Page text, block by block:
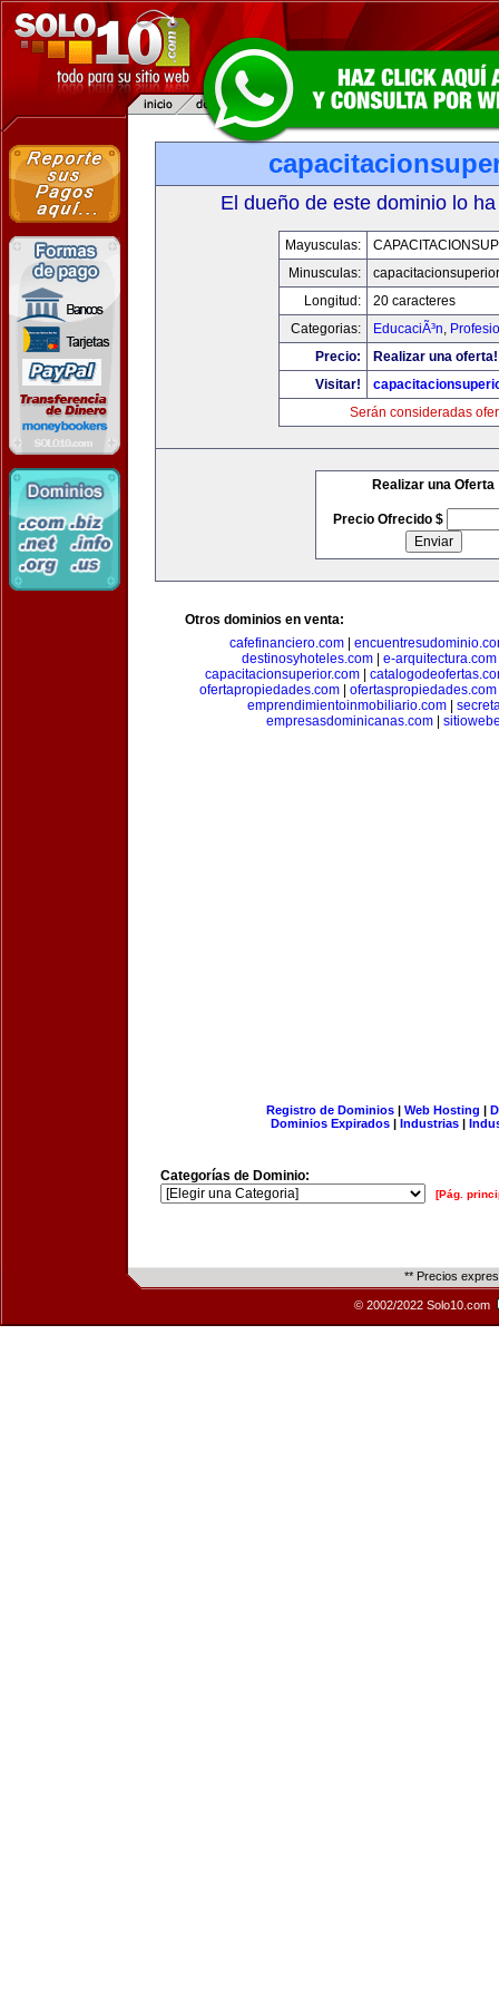
El dueño de este dominio lo
Mayusculas:
Minusculas:
Longitud:
20 caracteres
Categorias:
EducaciÃ³n,
Precio:
Realizar una oferta!
Visitar!
Serán consideradas
Realizar una Oferta
Precio Ofrecido $
Otros dominios en venta:
cafefinanciero.com
destinosyhoteles.com
e-arquitectura.com
capacitacionsuperior.com
ofertapropiedades.com
ofertaspropiedades.com
emprendimientoinmobiliario.com|
empresasdominicanas.com|
Registro de Dominios| Web Hosting |
Dominios Expirados | Industrias |
Categorías de Dominio:
[Pág.
** Precios
© 2002/2022 Solo10.com